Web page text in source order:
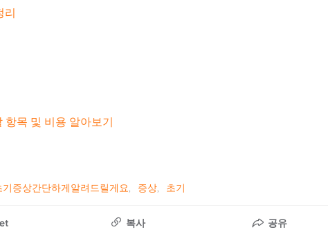
리
항목 및 비용 알아보기
기증상간단하게알려드릴게요 증상 초기
복사 공유